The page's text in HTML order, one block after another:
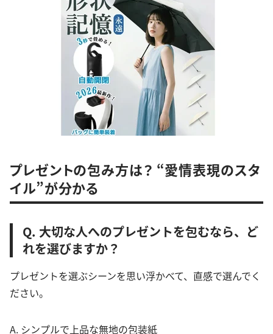
プレゼントの包み方は？ “愛情表現のスタ
イル”が分かる
Q. 大切な人へのプレゼントを包むなら、ど
れを選びますか？
プレゼントを選ぶシーンを思い浮かべて、直感で選んでく
ださい。
A. シンプルで上品な無地の包装紙